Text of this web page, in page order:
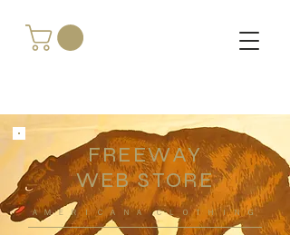
FREEWAY
WEB STORE
​ＡＭＥＲＩＣＡＮＡ ＣＬＯＴＨＩＮＧ